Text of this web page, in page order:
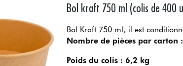
Bol kraft 750 ml (colis de 400
Bol Kraft 750 ml, il est
Nombre de pièces par carton :
Poids du colis : 6,2 kg